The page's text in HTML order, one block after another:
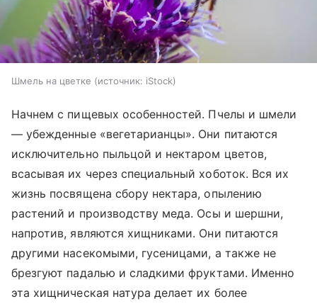
Шмель на цветке источник: iStock
Начнем с пищевых особенностей. Пчелы и шмели
— убежденные «вегетарианцы». Они питаются
исключительно пыльцой и нектаром цветов,
всасывая их через специальный хоботок. Вся их
жизнь посвящена сбору нектара, опылению
растений и производству меда. Осы и шершни,
напротив, являются хищниками. Они питаются
другими насекомыми, гусеницами, а также не
брезгуют падалью и сладкими фруктами. Именно
эта хищническая натура делает их более